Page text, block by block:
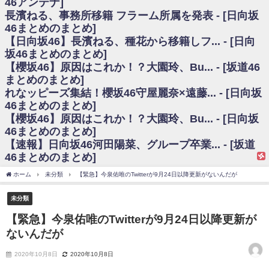
をピックアップ / 良い品揃え！櫻坂46 12thシングル『Make or Break』オフィ
シャルグッズ絶賛販売受付中
日向坂46まとめのまとめ / 【日向坂46】この月、何かあるのか！？『お願
いバッハ！』ミーグリ日程がこちら
日向坂46まとめのまとめ / 【元日向坂46】この卒業生、めちゃくちゃテレ
ビで見かけるな
欅坂/日向坂46まとめのまとめ / 【櫻坂46】リアルミーグリであの販売も！
『Make or Break』オフィシャルグッズ解禁
乃木坂46アンテナ / 【櫻坂46】ミーグリで喧嘩！？山下瞳月、これはマジ
ギレしてる
乃木坂あんてな ～乃木坂46・欅坂46・日向坂46のニュース・情報・話題
をピックアップ / れなッピーズ集結！櫻坂46守屋麗奈×遠藤理子、8/6「ラヴィ
ット！」水曜スタジオ出演決定
日向坂46まとめのまとめ / 【日向坂46】富田鈴花、次の事務所が決まって
そう！？
日向坂46まとめのまとめ / 【日向坂46】富田鈴花、次の事務所が決まって
そう！？
ハ！』ミーグリ日程がこちら
乃木坂あんてな ～乃木坂46・欅坂46・日向坂46のニュース・情報・話題
をピックアップ / 日向坂46卒業後初共演！佐々木久美さん、師匠オードリー若
林さんと再会した結果･･･【激レアさんを連れてきた。】
欅坂46/日向坂46まとめのまとめ / 『anan』の表紙の櫻坂46さん、多様性
の時代だと話題に
長濱ねる、事務所移籍 フラーム所属を発表 - [日向坂
46まとめのまとめ]
【日向坂46】長濱ねる、種花から移籍しフ... - [日向
坂46まとめのまとめ]
【櫻坂46】原因はこれか！？大園玲、Bu... - [坂道46
まとめのまとめ]
れなッピーズ集結！櫻坂46守屋麗奈×遠藤... - [日向坂
46まとめのまとめ]
【櫻坂46】原因はこれか！？大園玲、Bu... - [日向坂
46まとめのまとめ]
【速報】日向坂46河田陽菜、グループ卒業... - [坂道
46まとめのまとめ]
ホーム 未分類 【緊急】今泉佑唯のTwitterが9月24日以降更新がないんだが
未分類
【緊急】今泉佑唯のTwitterが9月24日以降更新が
ないんだが
2020年10月8日 2020年10月8日